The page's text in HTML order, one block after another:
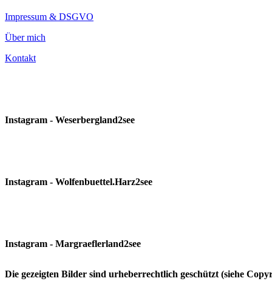
Impressum & DSGVO
Über mich
Kontakt
Instagram - Weserbergland2see
Instagram - Wolfenbuettel.Harz2see
Instagram - Margraeflerland2see
Die gezeigten Bilder sind urheberrechtlich geschützt (siehe